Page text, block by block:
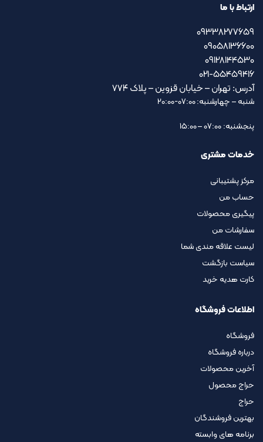
ارتباط با ما
09338277659
09058136600
09128144530
021-55459416
آدرس: تهران – خیابان قزوین – پلاک ۷۷۴
شنبه – چهارشنبه: 07:00-20:00
پنجشنبه: 07:00 – 15:00
خدمات مشتری
مرکز پشتیبانی
حساب من
پیگیری محصولات
سفارشات من
لیست علاقه مندی شما
سیاست بازگشت
کارت هدیه خرید
اطلاعات فروشگاه
فروشگاه
درباره فروشگاه
آخرین محصولات
حراج محصول
حراج
بهترین فروشندگان
برنامه های وابسته